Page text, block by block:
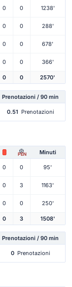
0 0 1238'
0 0 288'
0 0 678'
0 0 366'
0 0 2570'
Prenotazioni / 90 min
0.51 Prenotazioni
PEN
Minuti
0 0 95'
0 3 1163'
0 0 250'
0 3 1508'
Prenotazioni / 90 min
0 Prenotazioni